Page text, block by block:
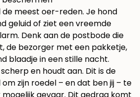
de meest oer-reden. Je hond
geluid of ziet een vreemde
Denk aan de postbode die
de bezorger met een pakketje,
blaadje in een stille nacht.
en houdt aan. Dit is de
zijn roedel – en dat ben jij – te